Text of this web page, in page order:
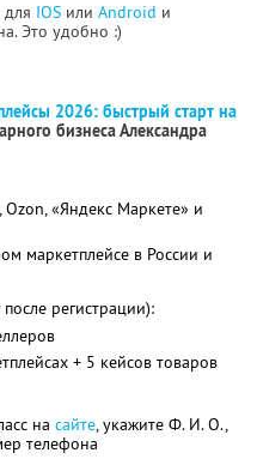
IOS или Android и
Это удобно :)
2026: быстрый старт на
бизнеса Александра
«Яндекс Маркете» и
маркетплейсе в России и
регистрации):
+ 5 кейсов товаров
на сайте, укажите Ф. И. О.,
телефона